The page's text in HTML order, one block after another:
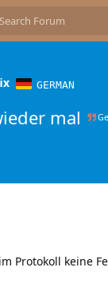
GERMAN
mal
Protokoll keine